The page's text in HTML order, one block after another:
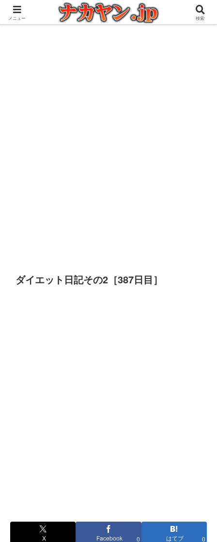
アウトドアとガジェット好きな管理人の愉快な日々を綴るブログ
ダイエット日記その2［387日目］
X Facebook 0 はてブ 0
メニュー 検索